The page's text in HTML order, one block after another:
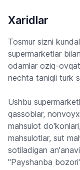
Xaridlar
Tosmur sizni
supermarketlar
odamlar oziq-
nechta taniqli turk
Ushbu
qassoblar,
mahsulot
mahsulotlar, sut
sotiladigan
"Payshanba